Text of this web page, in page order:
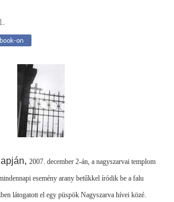
on
2007. december 2-án, a nagyszarvai templom
esemény arany betűkkel íródik be a falu
látogatott el egy püspök Nagyszarva hívei közé.